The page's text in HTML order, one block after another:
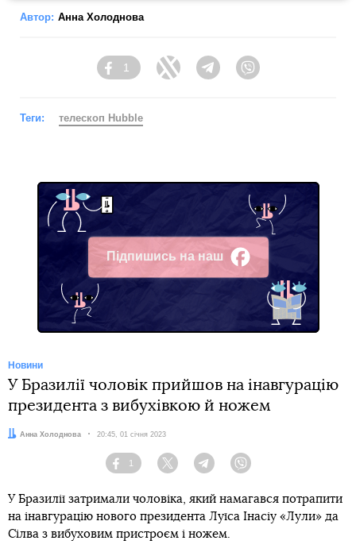
Автор: Анна Холоднова
Facebook
1
Twitter TelegramViber
Теги: телескоп Hubble
Підпишись на наш
Facebook
Новини
У Бразилії чоловік прийшов на інавгурацію
президента з вибухівкою й ножем
Автор:
Анна Холоднова Дата:
20:45, 01 січня 2023
Facebook
1
Twitter TelegramViber
У Бразилії затримали чоловіка, який намагався потрапити
на інавгурацію нового президента Луїса Інасіу «Лули» да
Сілва з вибуховим пристроєм і ножем.